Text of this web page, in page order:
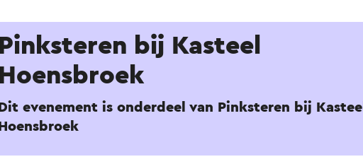
Pinksteren bij Kasteel
Hoensbroek
Dit evenement is onderdeel van Pinksteren bij Kasteel
Hoensbroek